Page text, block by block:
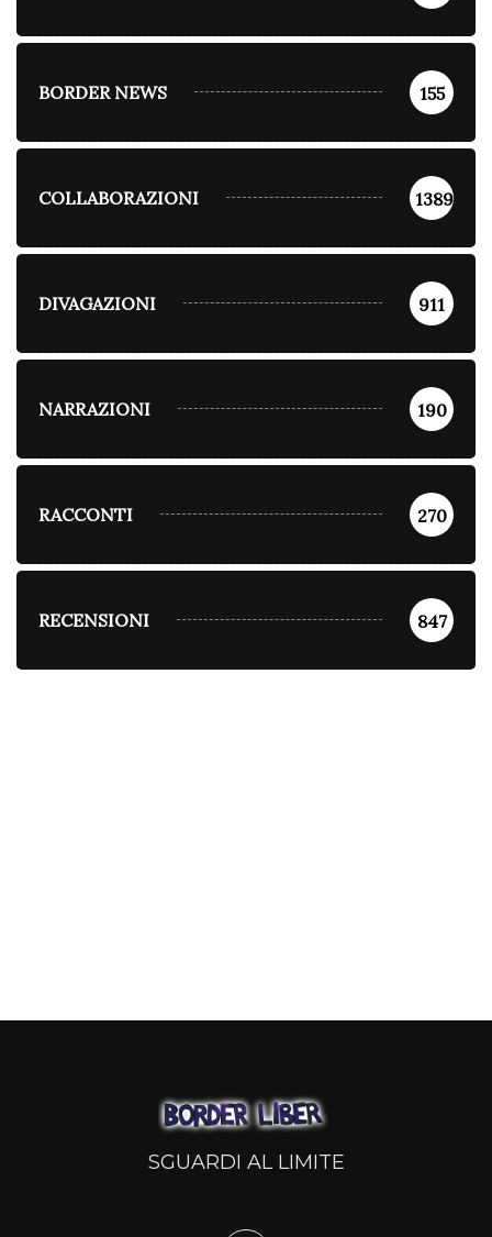
BORDER NEWS 155
COLLABORAZIONI 1389
DIVAGAZIONI 911
NARRAZIONI 190
RACCONTI 270
RECENSIONI 847
SGUARDI AL LIMITE